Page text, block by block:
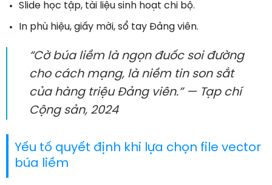
Slide học tập, tài liệu sinh hoạt chi bộ.
In phù hiệu, giấy mời, sổ tay Đảng viên.
“Cờ búa liềm là ngọn đuốc soi đường
cho cách mạng, là niềm tin son sắt
của hàng triệu Đảng viên.” — Tạp chí
Cộng sản, 2024
Yếu tố quyết định khi lựa chọn file vector
búa liềm